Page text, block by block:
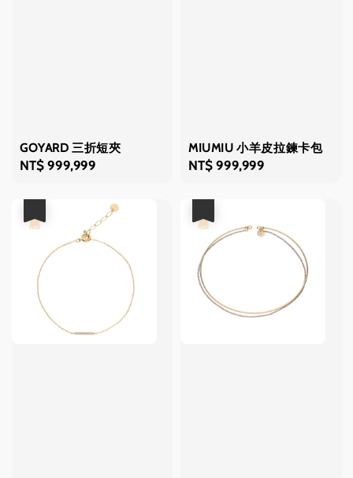
GOYARD 三折短夾
Regular
NT$ 999,999
MIUMIU 小羊皮拉鍊卡包
Regular
NT$ 999,999